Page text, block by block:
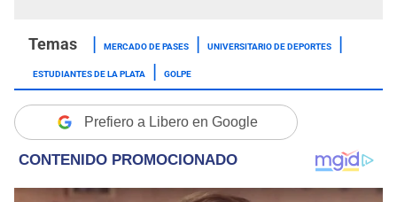
MERCADO DE PASES
UNIVERSITARIO DE DEPORTES
ESTUDIANTES DE LA PLATA
GOLPE
Prefiero a Libero en Google